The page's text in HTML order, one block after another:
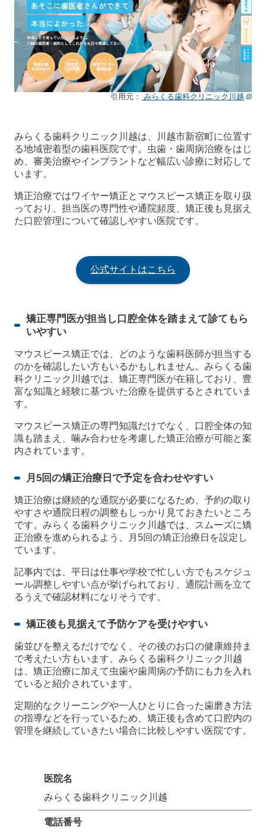
引用元： みらくる歯科クリニック川越
みらくる歯科クリニック川越は、川越市新宿町に位置す
る地域密着型の歯科医院です。虫歯・歯周病治療をはじ
め、審美治療やインプラントなど幅広い診療に対応して
います。
矯正治療ではワイヤー矯正とマウスピース矯正を取り扱
っており、担当医の専門性や通院頻度、矯正後も見据え
た口腔管理について確認しやすい医院です。
公式サイトはこちら
矯正専門医が担当し口腔全体を踏まえて診てもら
いやすい
マウスピース矯正では、どのような歯科医師が担当する
のかを確認したい方もいるかもしれません。みらくる歯
科クリニック川越では、矯正専門医が在籍しており、豊
富な知識と経験に基づいた治療を提供するとされていま
す。
マウスピース矯正の専門知識だけでなく、口腔全体の知
識も踏まえ、噛み合わせを考慮した矯正治療が可能と案
内されています。
月5回の矯正治療日で予定を合わせやすい
矯正治療は継続的な通院が必要になるため、予約の取り
やすさや通院日程の調整もしっかり見ておきたいところ
です。みらくる歯科クリニック川越では、スムーズに矯
正治療を進められるよう、月5回の矯正治療日を設定し
ています。
記事内では、平日は仕事や学校で忙しい方でもスケジュ
ール調整しやすい点が挙げられており、通院計画を立て
るうえで確認材料になりそうです。
矯正後も見据えて予防ケアを受けやすい
歯並びを整えるだけでなく、その後のお口の健康維持ま
で考えたい方もいます。みらくる歯科クリニック川越
は、矯正治療に加えて虫歯や歯周病の予防にも力を入れ
ていると紹介されています。
定期的なクリーニングや一人ひとりに合った歯磨き方法
の指導などを行っているため、矯正後も含めて口腔内の
管理を継続していきたい場合に比較しやすい医院です。
医院名
みらくる歯科クリニック川越
電話番号